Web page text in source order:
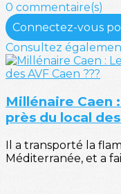
0 commentaire(s)
Connectez-vous
Consultez
Millénaire Caen
près du local des
Il a transporté la
Méditerranée, et a